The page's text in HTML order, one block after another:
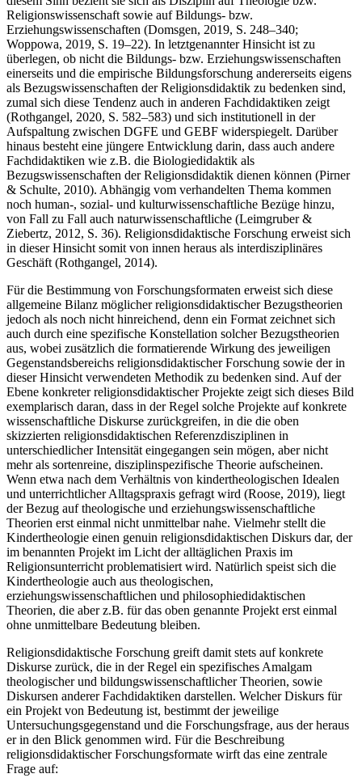
Religionswissenschaft sowie auf Bildungs- bzw.
Erziehungswissenschaften (Domsgen, 2019, S. 248–340;
Woppowa, 2019, S. 19–22). In letztgenannter Hinsicht ist zu
überlegen, ob nicht die Bildungs- bzw. Erziehungswissenschaften
einerseits und die empirische Bildungsforschung andererseits eigens
als Bezugswissenschaften der Religionsdidaktik zu bedenken sind,
zumal sich diese Tendenz auch in anderen Fachdidaktiken zeigt
(Rothgangel, 2020, S. 582–583) und sich institutionell in der
Aufspaltung zwischen DGFE und GEBF widerspiegelt. Darüber
hinaus besteht eine jüngere Entwicklung darin, dass auch andere
Fachdidaktiken wie z.B. die Biologiedidaktik als
Bezugswissenschaften der Religionsdidaktik dienen können (Pirner
& Schulte, 2010). Abhängig vom verhandelten Thema kommen
noch human-, sozial- und kulturwissenschaftliche Bezüge hinzu,
von Fall zu Fall auch naturwissenschaftliche (Leimgruber &
Ziebertz, 2012, S. 36). Religionsdidaktische Forschung erweist sich
in dieser Hinsicht somit von innen heraus als interdisziplinäres
Geschäft (Rothgangel, 2014).
Für die Bestimmung von Forschungsformaten erweist sich diese
allgemeine Bilanz möglicher religionsdidaktischer Bezugstheorien
jedoch als noch nicht hinreichend, denn ein Format zeichnet sich
auch durch eine spezifische Konstellation solcher Bezugstheorien
aus, wobei zusätzlich die formatierende Wirkung des jeweiligen
Gegenstandsbereichs religionsdidaktischer Forschung sowie der in
dieser Hinsicht verwendeten Methodik zu bedenken sind. Auf der
Ebene konkreter religionsdidaktischer Projekte zeigt sich dieses Bild
exemplarisch daran, dass in der Regel solche Projekte auf konkrete
wissenschaftliche Diskurse zurückgreifen, in die die oben
skizzierten religionsdidaktischen Referenzdisziplinen in
unterschiedlicher Intensität eingegangen sein mögen, aber nicht
mehr als sortenreine, disziplinspezifische Theorie aufscheinen.
Wenn etwa nach dem Verhältnis von kindertheologischen Idealen
und unterrichtlicher Alltagspraxis gefragt wird (Roose, 2019), liegt
der Bezug auf theologische und erziehungswissenschaftliche
Theorien erst einmal nicht unmittelbar nahe. Vielmehr stellt die
Kindertheologie einen genuin religionsdidaktischen Diskurs dar, der
im benannten Projekt im Licht der alltäglichen Praxis im
Religionsunterricht problematisiert wird. Natürlich speist sich die
Kindertheologie auch aus theologischen,
erziehungswissenschaftlichen und philosophiedidaktischen
Theorien, die aber z.B. für das oben genannte Projekt erst einmal
ohne unmittelbare Bedeutung bleiben.
Religionsdidaktische Forschung greift damit stets auf konkrete
Diskurse zurück, die in der Regel ein spezifisches Amalgam
theologischer und bildungswissenschaftlicher Theorien, sowie
Diskursen anderer Fachdidaktiken darstellen. Welcher Diskurs für
ein Projekt von Bedeutung ist, bestimmt der jeweilige
Untersuchungsgegenstand und die Forschungsfrage, aus der heraus
er in den Blick genommen wird. Für die Beschreibung
religionsdidaktischer Forschungsformate wirft das eine zentrale
Frage auf: